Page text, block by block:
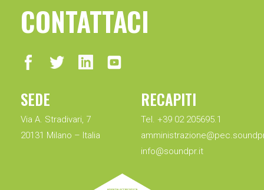
CONTATTACI
SEDE
Via A. Stradivari, 7
20131 Milano – Italia
RECAPITI
Tel. +39 02 205695.1
info@soundpr.it